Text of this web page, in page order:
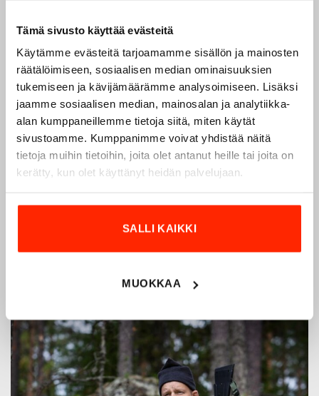
Tämä sivusto käyttää evästeitä
Käytämme evästeitä tarjoamamme sisällön ja mainosten
räätälöimiseen, sosiaalisen median ominaisuuksien
tukemiseen ja kävijämäärämme analysoimiseen. Lisäksi
jaamme sosiaalisen median, mainosalan ja analytiikka-
alan kumppaneillemme tietoja siitä, miten käytät
sivustoamme. Kumppanimme voivat yhdistää näitä
tietoja muihin tietoihin, joita olet antanut heille tai joita on
kerätty, kun olet käyttänyt heidän palvelujaan.
SALLI KAIKKI
MUOKKAA
Origopro – Suomalainen laatumerkki vuodesta
1975
Origoproon suomalainen turvallisuus- ja
ulkoiluvaatetukseen erikoistunut yritys, joka on toiminut
vuodesta 1975.Origoprovalmistaa laadukkaita vaatteita,
puolustusvoimien ja poliisin sopimusvalmistajana.
:n tuotteet on suunniteltu yhteistyössä käyttäjien